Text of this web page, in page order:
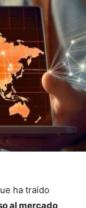
ha traído
al mercado